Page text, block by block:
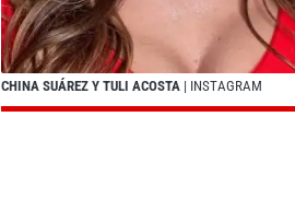
CHINA SUÁREZ Y TULI ACOSTA | INSTAGRAM